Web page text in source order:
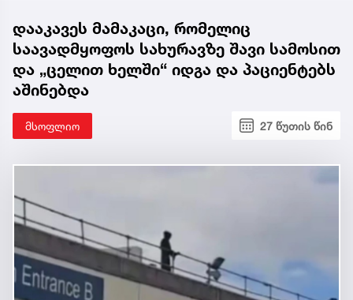
დააკავეს მამაკაცი, რომელიც
საავადმყოფოს სახურავზე შავი სამოსით
და „ცელით ხელში“ იდგა და პაციენტებს
აშინებდა
მსოფლიო 27 წუთის წინ